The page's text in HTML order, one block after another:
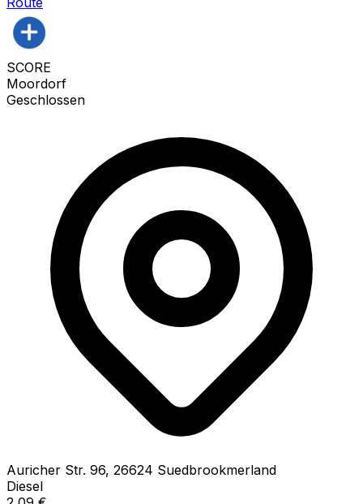
SCORE
Moordorf
Geschlossen
Auricher Str. 96, 26624 Suedbrookmerland
Diesel